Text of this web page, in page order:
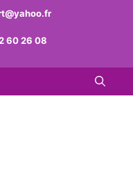
60 26 08